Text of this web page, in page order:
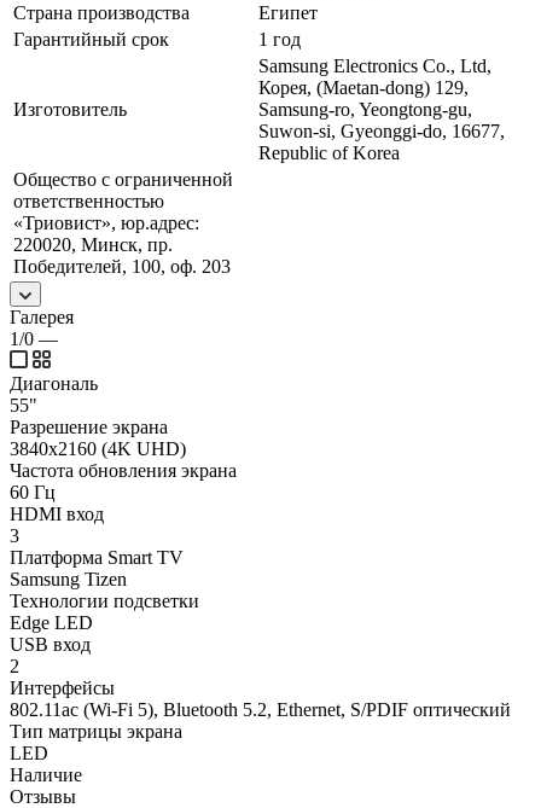
Страна производства
Египет
Гарантийный срок
1 год
Изготовитель
Samsung Electronics Co., Ltd,
Корея, (Maetan-dong) 129,
Samsung-ro, Yeongtong-gu,
Suwon-si, Gyeonggi-do, 16677,
Republic of Korea
Общество с ограниченной
ответственностью
«Триовист», юр.адрес:
220020, Минск, пр.
Победителей, 100, оф. 203
Галерея
1/0 —
Диагональ
55"
Разрешение экрана
3840x2160 (4K UHD)
Частота обновления экрана
60 Гц
HDMI вход
3
Платформа Smart TV
Samsung Tizen
Технологии подсветки
Edge LED
USB вход
2
Интерфейсы
802.11ac (Wi-Fi 5), Bluetooth 5.2, Ethernet, S/PDIF оптический
Тип матрицы экрана
LED
Наличие
Отзывы